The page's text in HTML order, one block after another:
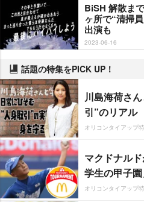
BiSH 解散ま
ヶ所で“清掃
出演も
2023-06-16
話題の特集をPICK UP！
川島海荷さ
引”のリアル
オリコンタイアップ
マクドナル
学生の甲子園
オリコンタイアップ